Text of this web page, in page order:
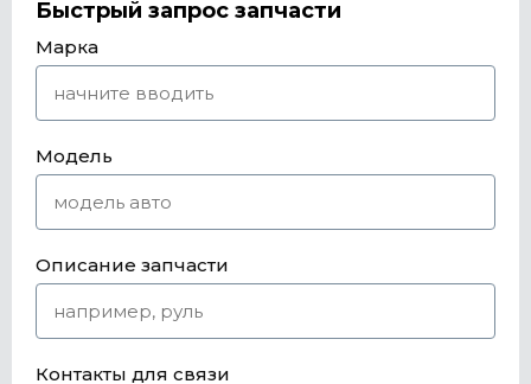
Быстрый запрос запчасти
Марка
Модель
Описание запчасти
Контакты для связи